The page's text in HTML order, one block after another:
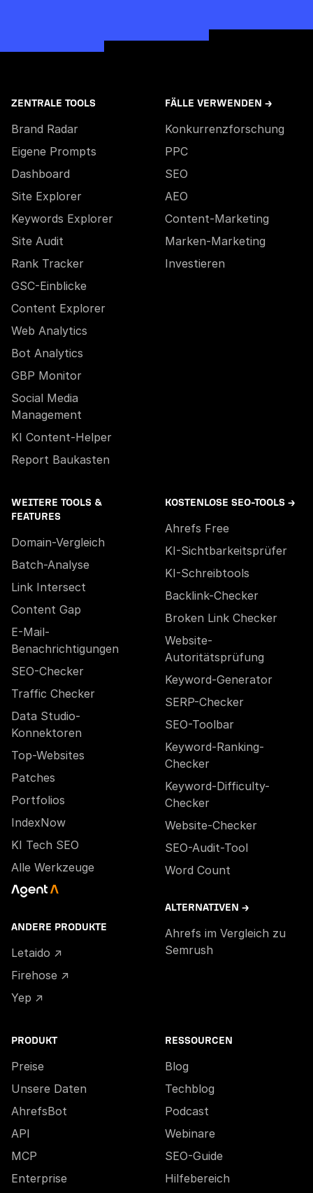
ZENTRALE TOOLS
Brand Radar
Eigene Prompts
Dashboard
Site Explorer
Keywords Explorer
Site Audit
Rank Tracker
GSC-Einblicke
Content Explorer
Web Analytics
Bot Analytics
GBP Monitor
Social Media
Management
KI Content-Helper
Report Baukasten
FÄLLE VERWENDEN →
Konkurrenzforschung
PPC
SEO
AEO
Content-Marketing
Marken-Marketing
Investieren
WEITERE TOOLS &
FEATURES
Domain-Vergleich
Batch-Analyse
Link Intersect
Content Gap
E-Mail-
Benachrichtigungen
SEO-Checker
Traffic Checker
Data Studio-
Konnektoren
Top-Websites
Patches
Portfolios
IndexNow
KI Tech SEO
Alle Werkzeuge
ANDERE PRODUKTE
Letaido ↗
Firehose ↗
Yep ↗
KOSTENLOSE SEO-TOOLS →
Ahrefs Free
KI-Sichtbarkeitsprüfer
KI-Schreibtools
Backlink-Checker
Broken Link Checker
Website-
Autoritätsprüfung
Keyword-Generator
SERP-Checker
SEO-Toolbar
Keyword-Ranking-
Checker
Keyword-Difficulty-
Checker
Website-Checker
SEO-Audit-Tool
Word Count
ALTERNATIVEN →
Ahrefs im Vergleich zu
Semrush
PRODUKT
Preise
Unsere Daten
AhrefsBot
API
MCP
Enterprise
RESSOURCEN
Blog
Techblog
Podcast
Webinare
SEO-Guide
Hilfebereich